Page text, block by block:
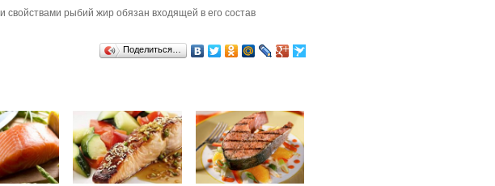
свойствами рыбий жир обязан входящей в его состав
Поделиться…